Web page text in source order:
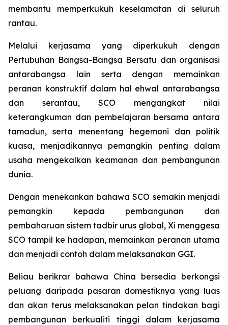
membantu memperkukuh keselamatan di seluruh
rantau.
Melalui kerjasama yang diperkukuh dengan
Pertubuhan Bangsa-Bangsa Bersatu dan organisasi
antarabangsa lain serta dengan memainkan
peranan konstruktif dalam hal ehwal antarabangsa
dan serantau, SCO mengangkat nilai
keterangkuman dan pembelajaran bersama antara
tamadun, serta menentang hegemoni dan politik
kuasa, menjadikannya pemangkin penting dalam
usaha mengekalkan keamanan dan pembangunan
dunia.
Dengan menekankan bahawa SCO semakin menjadi
pemangkin kepada pembangunan dan
pembaharuan sistem tadbir urus global, Xi menggesa
SCO tampil ke hadapan, memainkan peranan utama
dan menjadi contoh dalam melaksanakan GGI.
Beliau berikrar bahawa China bersedia berkongsi
peluang daripada pasaran domestiknya yang luas
dan akan terus melaksanakan pelan tindakan bagi
pembangunan berkualiti tinggi dalam kerjasama